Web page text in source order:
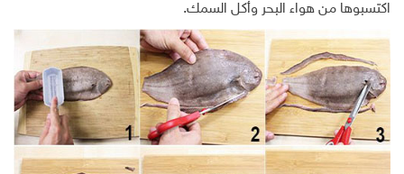
اكتسبوها من هواء البحر وأكل السمك.